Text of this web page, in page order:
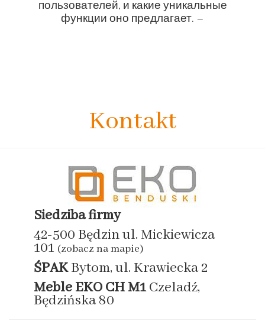
пользователей, и какие уникальные
функции оно предлагает. –
Kontakt
Siedziba firmy
42-500 Będzin ul. Mickiewicza
101 (zobacz na mapie)
ŚPAKBytom, ul. Krawiecka 2
Meble EKO CH M1Czeladź,
Będzińska 80